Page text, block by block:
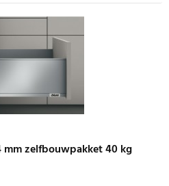
mm zelfbouwpakket 40 kg